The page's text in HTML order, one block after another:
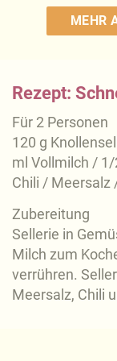
MEHR
Rezept:
Für 2 Personen
120 g
ml Vollmilch /
Chili / Meersalz
Zubereitung
Sellerie in
Milch zum
verrühren.
Meersalz, Chili